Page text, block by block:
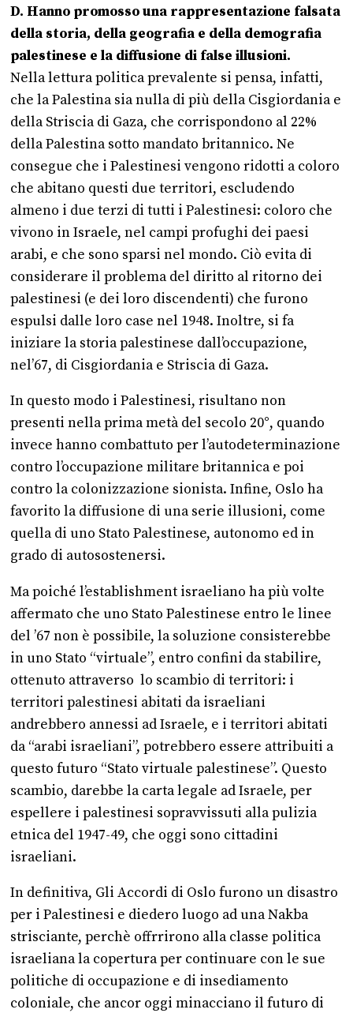
D. Hanno promosso una rappresentazione falsata
della storia, della geografia e della demografia
palestinese e la diffusione di false illusioni.
Nella lettura politica prevalente si pensa, infatti,
che la Palestina sia nulla di più della Cisgiordania e
della Striscia di Gaza, che corrispondono al 22%
della Palestina sotto mandato britannico. Ne
consegue che i Palestinesi vengono ridotti a coloro
che abitano questi due territori, escludendo
almeno i due terzi di tutti i Palestinesi: coloro che
vivono in Israele, nel campi profughi dei paesi
arabi, e che sono sparsi nel mondo. Ciò evita di
considerare il problema del diritto al ritorno dei
palestinesi (e dei loro discendenti) che furono
espulsi dalle loro case nel 1948. Inoltre, si fa
iniziare la storia palestinese dall’occupazione,
nel’67, di Cisgiordania e Striscia di Gaza.
In questo modo i Palestinesi, risultano non
presenti nella prima metà del secolo 20°, quando
invece hanno combattuto per l’autodeterminazione
contro l’occupazione militare britannica e poi
contro la colonizzazione sionista. Infine, Oslo ha
favorito la diffusione di una serie illusioni, come
quella di uno Stato Palestinese, autonomo ed in
grado di autosostenersi.
Ma poiché l’establishment israeliano ha più volte
affermato che uno Stato Palestinese entro le linee
del ’67 non è possibile, la soluzione consisterebbe
in uno Stato “virtuale”, entro confini da stabilire,
ottenuto attraverso lo scambio di territori: i
territori palestinesi abitati da israeliani
andrebbero annessi ad Israele, e i territori abitati
da “arabi israeliani”, potrebbero essere attribuiti a
questo futuro “Stato virtuale palestinese”. Questo
scambio, darebbe la carta legale ad Israele, per
espellere i palestinesi sopravvissuti alla pulizia
etnica del 1947-49, che oggi sono cittadini
israeliani.
In definitiva, Gli Accordi di Oslo furono un disastro
per i Palestinesi e diedero luogo ad una Nakba
strisciante, perchè offrrirono alla classe politica
israeliana la copertura per continuare con le sue
politiche di occupazione e di insediamento
coloniale, che ancor oggi minacciano il futuro di